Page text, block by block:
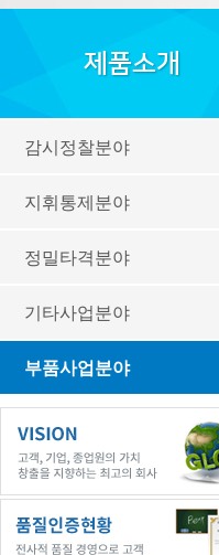
제품소개
감시정찰분야
지휘통제분야
정밀타격분야
기타사업분야
부품사업분야